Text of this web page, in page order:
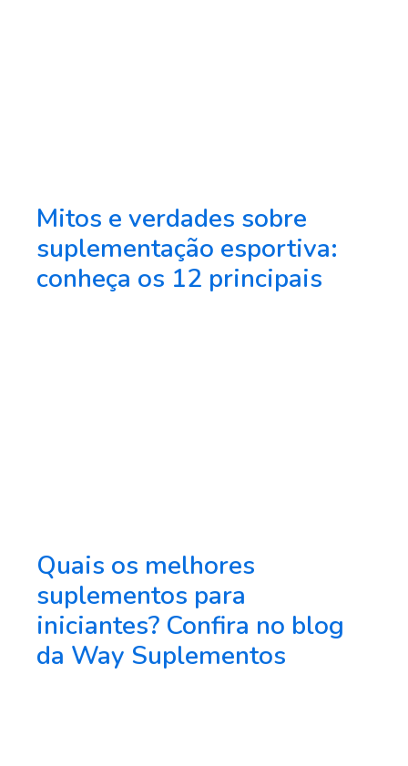
Mitos e verdades sobre
suplementação esportiva:
conheça os 12 principais
Quais os melhores
suplementos para
iniciantes? Confira no blog
da Way Suplementos